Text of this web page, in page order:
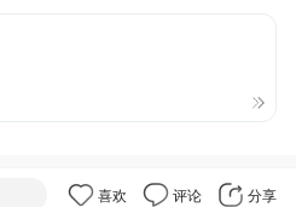
喜欢 评论 分享